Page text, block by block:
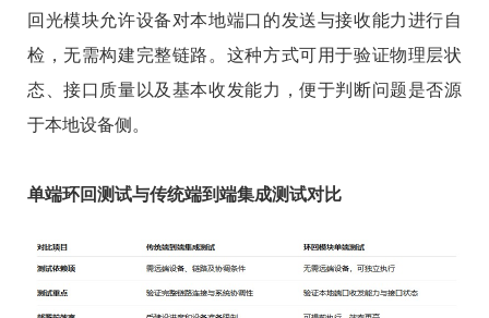
回光模块允许设备对本地端口的发送与接收能力进行自
检，无需构建完整链路。这种方式可用于验证物理层状
态、接口质量以及基本收发能力，便于判断问题是否源
于本地设备侧。
单端环回测试与传统端到端集成测试对比